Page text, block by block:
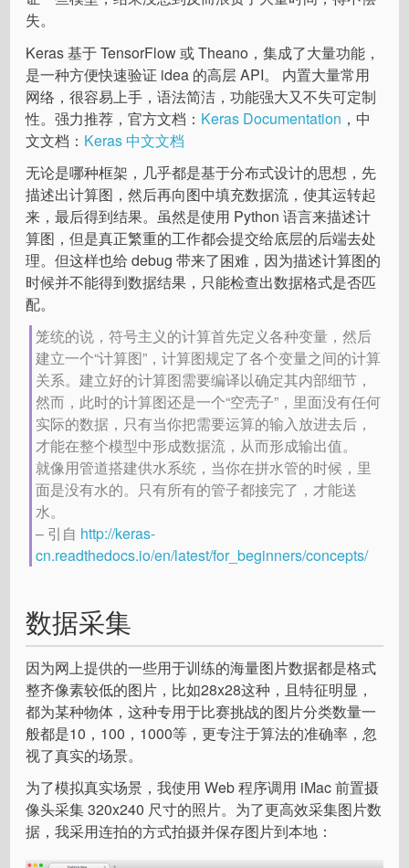
失。
Keras 基于 TensorFlow 或 Theano，集成了大量功能，
是一种方便快速验证 idea 的高层 API。 内置大量常用
网络，很容易上手，语法简洁，功能强大又不失可定制
性。强力推荐，官方文档： Keras Documentation ，中
文文档： Keras 中文文档
无论是哪种框架，几乎都是基于分布式设计的思想，先
描述出计算图，然后再向图中填充数据流，使其运转起
来，最后得到结果。虽然是使用 Python 语言来描述计
算图，但是真正繁重的工作都会提交给底层的后端去处
理。但这样也给 debug 带来了困难，因为描述计算图的
时候并不能得到数据结果，只能检查出数据格式是否匹
配。
笼统的说，符号主义的计算首先定义各种变量，然后
建立一个“计算图”，计算图规定了各个变量之间的计算
关系。建立好的计算图需要编译以确定其内部细节，
然而，此时的计算图还是一个“空壳子”，里面没有任何
实际的数据，只有当你把需要运算的输入放进去后，
才能在整个模型中形成数据流，从而形成输出值。
就像用管道搭建供水系统，当你在拼水管的时候，里
面是没有水的。只有所有的管子都接完了，才能送
水。
– 引自 http://keras-
cn.readthedocs.io/en/latest/for_beginners/concepts/
数据采集
因为网上提供的一些用于训练的海量图片数据都是格式
整齐像素较低的图片，比如28x28这种，且特征明显，
都为某种物体，这种专用于比赛挑战的图片分类数量一
般都是10，100，1000等，更专注于算法的准确率，忽
视了真实的场景。
为了模拟真实场景，我使用 Web 程序调用 iMac 前置摄
像头采集 320x240 尺寸的照片。为了更高效采集图片数
据，我采用连拍的方式拍摄并保存图片到本地：